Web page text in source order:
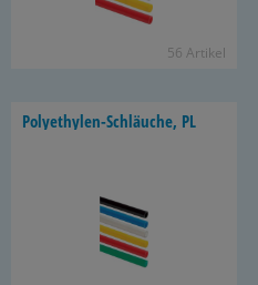
56 Ar­ti­kel
Polyethylen-​Schläuche, PL